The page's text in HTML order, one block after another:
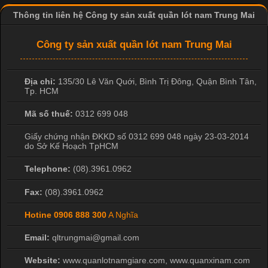
Thông tin liên hệ Công ty sản xuất quần lót nam Trung Mai
Công ty sản xuất quần lót nam Trung Mai
Địa chỉ: 135/30 Lê Văn Quới, Bình Trị Đông Quận Bình Tân
Tp. HCM
Mã số thuế: 0312 699 048
Giấy chứng nhận ĐKKD số 0312 699 048 ngày 23-03-2014
do Sở Kế Hoạch TpHCM
Telephone: (08).3961.0962
Fax: (08).3961.0962
Hotine 0906 888 300A Nghĩa
Email: qltrungmai@gmail.com
Website: www.quanlotnamgiare.com, www.quanxinam.com